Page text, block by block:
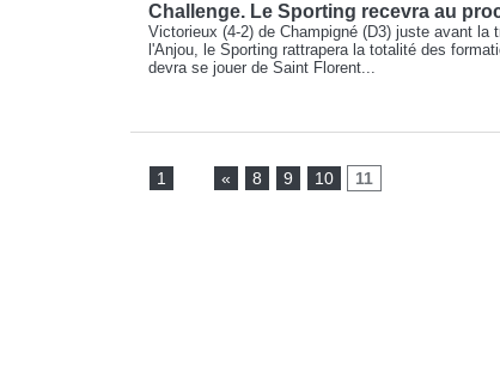
Challenge. Le Sporting recevra au
Victorieux (4-2) de Champigné (D3) juste avant
l'Anjou, le Sporting rattrapera la totalité des
devra se jouer de Saint Florent...
1 « 8 9 10 11